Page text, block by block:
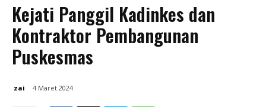
Kejati Panggil Kadinkes dan
Kontraktor Pembangunan
Puskesmas
zai 4 Maret 2024